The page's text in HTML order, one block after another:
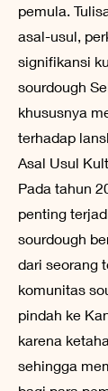
pemula.
asal-usul,
signifikansi
sourdough
khususnya
terhadap
Asal Usul
Pada tahun
penting
sourdough
dari seorang
komunitas
pindah ke
karena
sehingga